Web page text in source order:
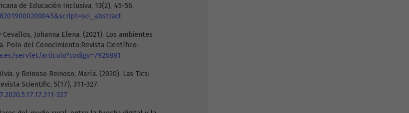
de Educación Inclusiva, 13(2), 45-56.
Johanna Elena. (2021). Los ambientes
Polo del Conocimiento:Revista Científico-
servlet/articulo?codigo=7926881
y Reinoso Reinoso, María. (2020). Las Tics:
Scientific, 5(17), 311-327.
327